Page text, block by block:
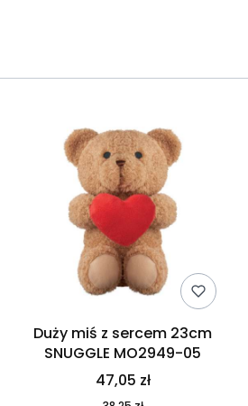
Duży miś z sercem 23cm
SNUGGLE MO2949-05
47,05 zł